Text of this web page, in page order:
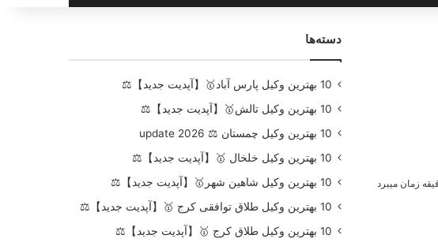
دسته‌ها
10 بهترین وکیل پارس آباد🥇【آپدیت جدید】⚖️
10 بهترین وکیل تالش🥇【آپدیت جدید】⚖️
10 بهترین وکیل چمستان ⚖️ update 2026
10 بهترین وکیل خلخال 🥇【آپدیت جدید】⚖️
10 بهترین وکیل شاهین شهر🥇【آپدیت جدید】⚖️
10 بهترین وکیل طلاق توافقی کرج 🥇【آپدیت جدید】⚖️
10 بهترین وکیل طلاق کرج 🥇【آپدیت جدید】⚖️